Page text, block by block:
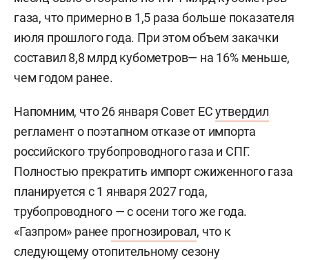
газа, что примерно в 1,5 раза больше показателя
июля прошлого года. При этом объем закачки
составил 8,8 млрд кубометров— на 16% меньше,
чем годом ранее.
Напомним, что 26 января Совет ЕСутвердил
регламент о поэтапном отказе от импорта
российского трубопроводного газа и СПГ.
Полностью прекратить импорт сжиженного газа
планируется с 1 января 2027 года,
трубопроводного — с осени того же года.
«Газпром» ранее прогнозировал, что к
следующему отопительному сезону